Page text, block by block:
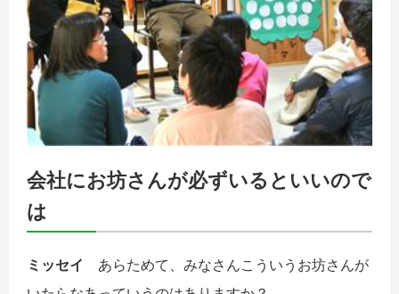
会社にお坊さんが必ずいるといいので
は
ミッセイ あらためて、みなさんこういうお坊さんが